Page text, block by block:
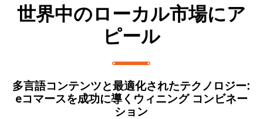
世界中のローカル市場にア
ピール
多言語コンテンツと最適化されたテクノロジー:
eコマースを成功に導くウィニング コンビネー
ション